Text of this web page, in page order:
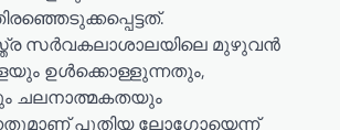
സർവകലാശാലയിലെ മുഴുവൻ
ഉൾക്കൊള്ളുന്നതും,
ചലനാത്മകതയും
പുതിയ ലോഗോയെന്ന്